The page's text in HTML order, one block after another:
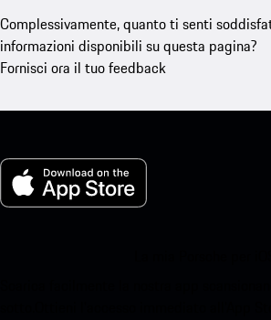
Complessivamente, quanto ti senti
informazioni disponibili su questa pagina?
Fornisci ora il tuo feedback